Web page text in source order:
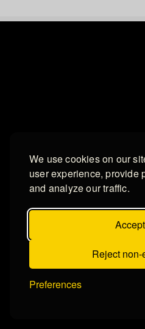
We use cookies on our
user experience, provide
and analyze our traffic.
Reject
Preferences